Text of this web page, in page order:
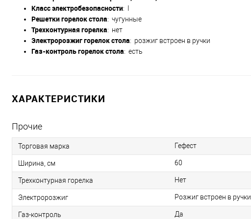
Класс электробезопасности: I
Решетки горелок стола: чугунные
Трехконтурная горелка: нет
Электророзжиг горелок стола: розжиг встроен в ручки
Газ-контроль горелок стола: есть
ХАРАКТЕРИСТИКИ
Прочие
Торговая марка Гефест
Ширина, см 60
Трехконтурная горелка Нет
Электророзжиг Розжиг встроен в ручки
Газ-контроль Да